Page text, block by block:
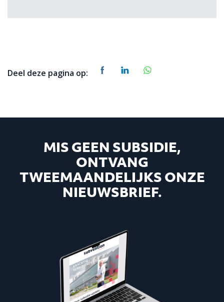
Deel deze pagina op:
MIS GEEN SUBSIDIE,
ONTVANG
TWEEMAANDELIJKS ONZE
NIEUWSBRIEF.